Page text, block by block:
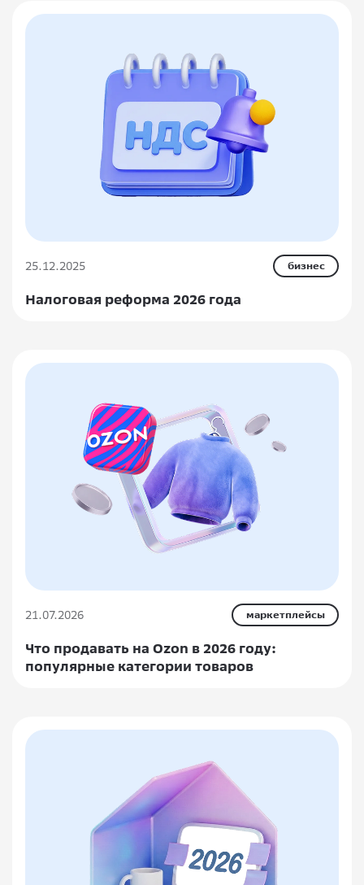
25.12.2025 бизнес
Налоговая реформа 2026 года
21.07.2026 маркетплейсы
Что продавать на Ozon в 2026 году:
популярные категории товаров